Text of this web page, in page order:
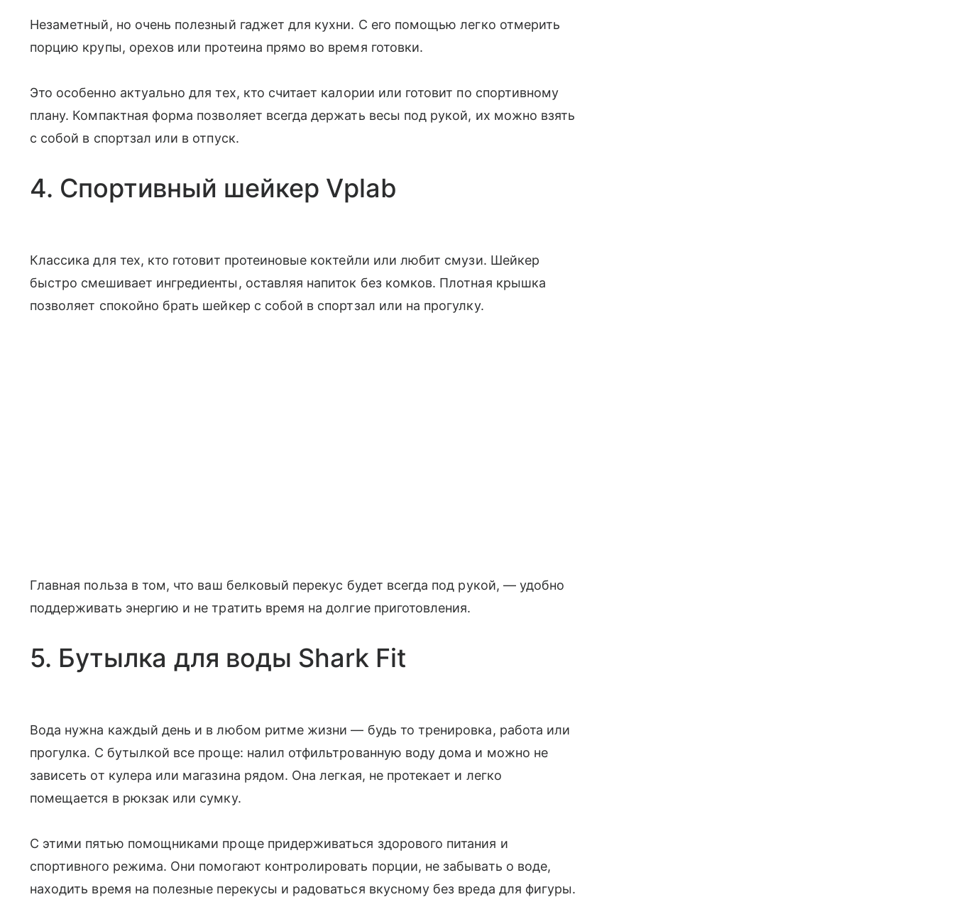
Незаметный, но очень полезный гаджет для кухни. С его помощью легко отмерить
порцию крупы, орехов или протеина прямо во время готовки.
Это особенно актуально для тех, кто считает калории или готовит по спортивному
плану. Компактная форма позволяет всегда держать весы под рукой, их можно взять
с собой в спортзал или в отпуск.
4. Спортивный шейкер Vplab
Классика для тех, кто готовит протеиновые коктейли или любит смузи. Шейкер
быстро смешивает ингредиенты, оставляя напиток без комков. Плотная крышка
позволяет спокойно брать шейкер с собой в спортзал или на прогулку.
Главная польза в том, что ваш белковый перекус будет всегда под рукой, — удобно
поддерживать энергию и не тратить время на долгие приготовления.
5. Бутылка для воды Shark Fit
Вода нужна каждый день и в любом ритме жизни — будь то тренировка, работа или
прогулка. С бутылкой все проще: налил отфильтрованную воду дома и можно не
зависеть от кулера или магазина рядом. Она легкая, не протекает и легко
помещается в рюкзак или сумку.
С этими пятью помощниками проще придерживаться здорового питания и
спортивного режима. Они помогают контролировать порции, не забывать о воде,
находить время на полезные перекусы и радоваться вкусному без вреда для фигуры.